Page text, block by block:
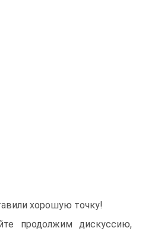
хорошую точку!
продолжим дискуссию,